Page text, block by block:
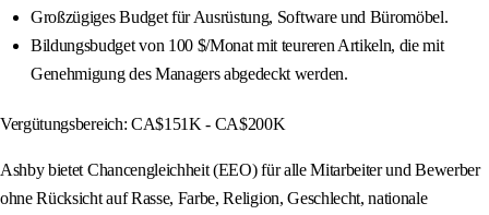
Großzügiges Budget für Ausrüstung, Software und Büromöbel.
Bildungsbudget von 100 $/Monat mit teureren Artikeln, die mit
Genehmigung des Managers abgedeckt werden.
Vergütungsbereich: CA$151K - CA$200K
Ashby bietet Chancengleichheit (EEO) für alle Mitarbeiter und Bewerber
ohne Rücksicht auf Rasse, Farbe, Religion, Geschlecht, nationale